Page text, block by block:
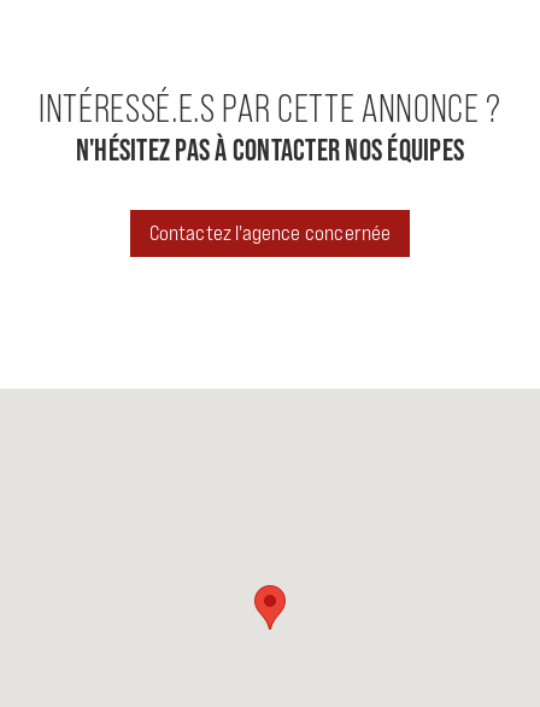
N'HÉSITEZ PAS À CONTACTER NOS ÉQUIPES
INTÉRESSÉ.E.S PAR CETTE ANNONCE ?
Contactez l'agence concernée